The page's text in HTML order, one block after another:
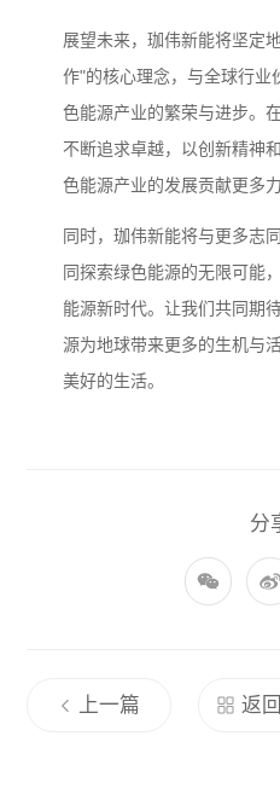
展望未来，珈伟新能将坚定
作"的核心理念，与全球行业
色能源产业的繁荣与进步。
不断追求卓越，以创新精神
色能源产业的发展贡献更多力
同时，珈伟新能将与更多志
同探索绿色能源的无限可能
能源新时代。让我们共同期
源为地球带来更多的生机与
美好的生活。
分
上一篇 返